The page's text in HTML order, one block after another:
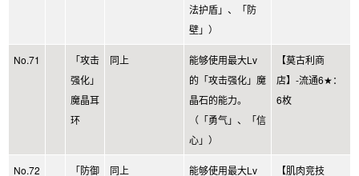
法护盾」、「防
壁」）
No.71
「攻击
强化」
魔晶耳
环
同上
能够使用最大Lv
的「攻击强化」魔
晶石的能力。
（「勇气」、「信
心」）
【莫古利商
店】-流通6★：
6枚
No.72
「防御
同上
能够使用最大Lv
【肌肉竞技